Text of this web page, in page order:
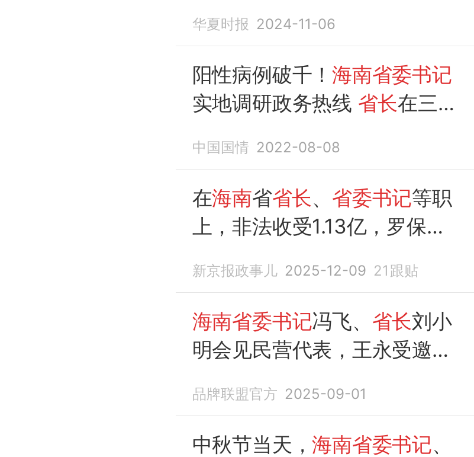
5日，海南省委书...
华夏时报 2024-11-06
阳性病例破千！海南省委书记
实地调研政务热线 省长在三亚
中国国情 2022-08-08
在海南省省长、 省委书记等职
上，非法收受1.13亿，罗保铭
新京报政事儿 2025-12-09 21 跟贴
海南省委书记冯飞、 省长刘小
明会见民营代表，王永受邀参
品牌联盟官方 2025-09-01
中秋节当天，海南省委书记、